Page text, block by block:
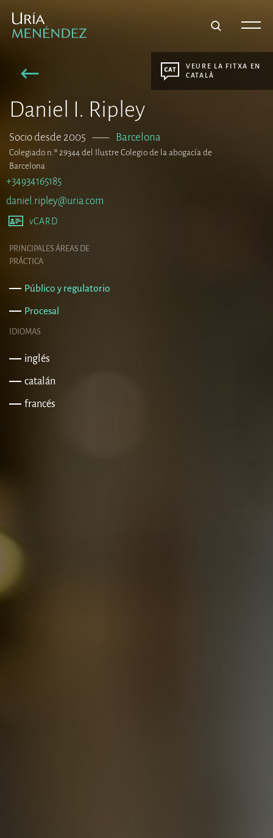
Daniel I. Ripley
Socio desde 2005 ––– Barcelona
Colegiado n.º 29344 del Ilustre Colegio de la abogacía de
Barcelona
+34934165185
daniel.ripley@uria.com
vCARD
PRINCIPALES ÁREAS DE
PRÁCTICA
Público y regulatorio
Procesal
IDIOMAS
inglés
catalán
francés
VEURE LA FITXA EN
CATALÀ